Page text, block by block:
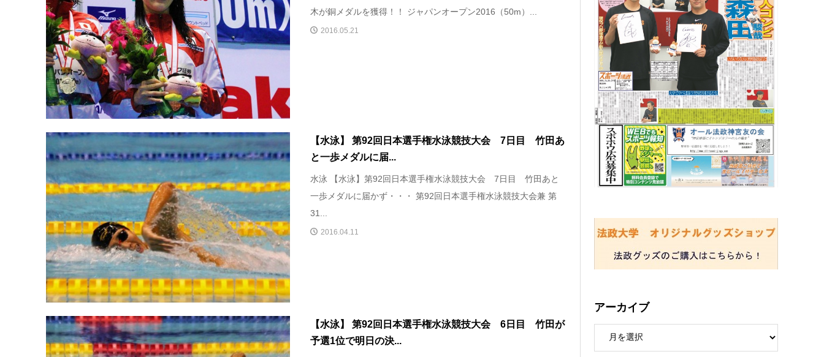
木が銅メダルを獲得！！ ジャパンオープン2016（50m）...
2016.05.21
【水泳】 第92回日本選手権水泳競技大会 7日目 竹田あ
と一歩メダルに届...
水泳 【水泳】第92回日本選手権水泳競技大会 7日目 竹田あと
一歩メダルに届かず・・・ 第92回日本選手権水泳競技大会兼 第
31...
2016.04.11
【水泳】 第92回日本選手権水泳競技大会 6日目 竹田が
予選1位で明日の決...
アーカイブ